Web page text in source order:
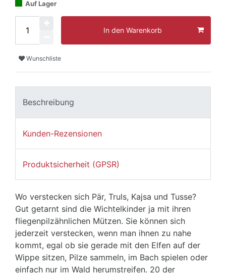
Auf Lager
In den Warenkorb
Wunschliste
Beschreibung
Kunden-Rezensionen
Produktsicherheit (GPSR)
Wo verstecken sich Pär, Truls, Kajsa und Tusse?
Gut getarnt sind die Wichtelkinder ja mit ihren
fliegenpilzähnlichen Mützen. Sie können sich
jederzeit verstecken, wenn man ihnen zu nahe
kommt, egal ob sie gerade mit den Elfen auf der
Wippe sitzen, Pilze sammeln, im Bach spielen oder
einfach nur im Wald herumstreifen. 20 der